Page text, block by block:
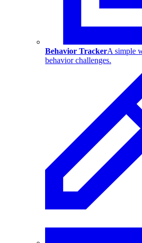
Behavior TrackerA simple
behavior challenges.